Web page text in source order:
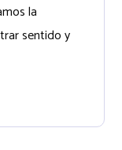
la
sentido y